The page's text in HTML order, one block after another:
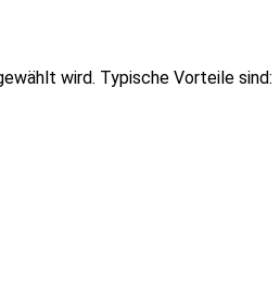
wird. Typische Vorteile sind: